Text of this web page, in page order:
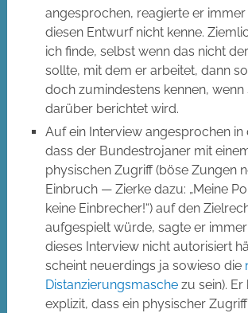
angesprochen, reagierte er
diesen Entwurf nicht kenne.
ich finde, selbst wenn das nicht
sollte, mit dem er arbeitet, dann
doch zumindestens kennen, wenn
darüber berichtet wird.
Auf ein Interview angesprochen in
dass der Bundestrojaner mit
physischen Zugriff (böse Zungen
Einbruch — Zierke dazu: „Meine
keine Einbrecher!“) auf den
aufgespielt würde, sagte er
dieses Interview nicht autorisiert
scheint neuerdings ja sowieso die
Distanzierungsmaschezu sein).
explizit, dass ein physischer